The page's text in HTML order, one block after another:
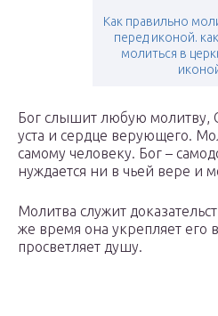
Как правильно
перед иконой.
молиться в
Бог слышит любую молитву,
уста и сердце верующего.
самому человеку. Бог –
нуждается ни в чьей вере и
Молитва служит
же время она укрепляет его
просветляет душу.